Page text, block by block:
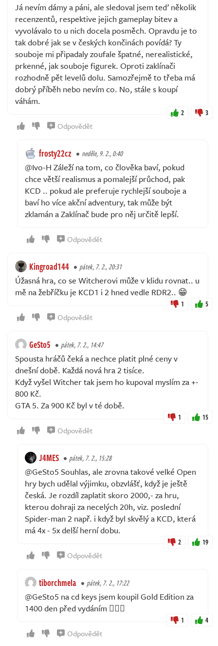
Já nevím dámy a páni, ale sledoval jsem teď několik
recenzentů, respektive jejich gameplay bitev a
vyvolávalo to u nich docela posměch. Opravdu je to
tak dobré jak se v českých končinách povídá? Ty
souboje mi připadaly zoufale špatné, nerealistické,
prkenné, jak souboje figurek. Oproti zaklínači
rozhodně pět levelů dolu. Samozřejmě to třeba má
dobrý příběh nebo nevím co. No, stále s koupí
váhám.
2 3
Odpovědět
frosty22cz neděle, 9. 2., 0:40
@Ivo-H Záleží na tom, co člověka baví, pokud
chce větší realismus a pomalejší průchod, pak
KCD .. pokud ale preferuje rychlejší souboje a
baví ho více akční adventury, tak může být
zklamán a Zaklínač bude pro něj určitě lepší.
Odpovědět
Kingroad144 pátek, 7. 2., 20:31
Úžasná hra, co se Witcherovi může v klidu rovnat.. u
mě na žebříčku je KCD1 i 2 hned vedle RDR2.. 😁
1 5
Odpovědět
GeSto5 pátek, 7. 2., 14:47
Spousta hráčů čeká a nechce platit plné ceny v
dnešní době. Každá nová hra 2 tisíce.
Když vyšel Witcher tak jsem ho kupoval myslím za +-
800 Kč.
GTA 5. Za 900 Kč byl v té době.
1 15
Odpovědět
J4MES pátek, 7. 2., 15:28
@GeSto5 Souhlas, ale zrovna takové velké Open
hry bych udělal výjimku, obzvlášť, když je ještě
česká. Je rozdíl zaplatit skoro 2000,- za hru,
kterou dohraji za necelých 20h, viz. poslední
Spider-man 2 např. i když byl skvělý a KCD, která
má 4x - 5x delší herní dobu.
2 19
Odpovědět
tiborchmela pátek, 7. 2., 17:22
@GeSto5 na cd keys jsem koupil Gold Edition za
1400 den před vydáním 🤷🏻‍♂️
1 4
Odpovědět